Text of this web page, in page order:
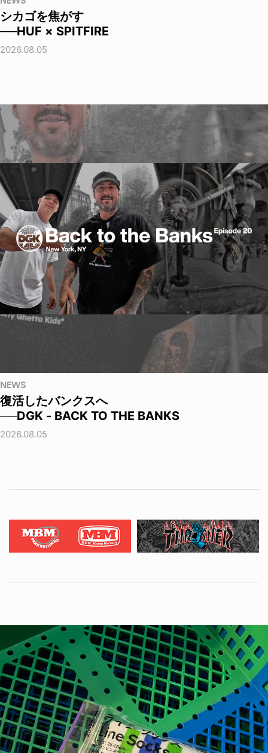
シカゴを焦がす
──HUF × SPITFIRE
2026.08.05
NEWS
復活したバンクスへ
──DGK - BACK TO THE BANKS
2026.08.05